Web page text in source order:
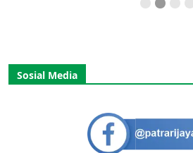
Sosial Media